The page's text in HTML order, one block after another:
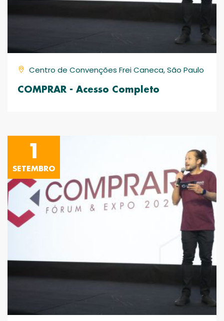
Centro de Convenções Frei Caneca, São Paulo
COMPRAR - Acesso Completo
1
SETEMBRO